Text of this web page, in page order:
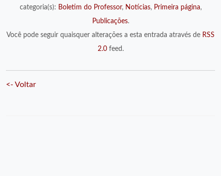
categoria(s): Boletim do Professor, Notícias, Primeira página,
Publicações.
Você pode seguir quaisquer alterações a esta entrada através de RSS
2.0feed.
<- Voltar